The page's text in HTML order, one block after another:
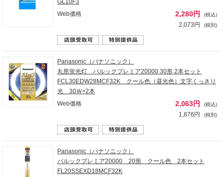
Web価格
2,280円 (税込)
2,073円 (税別)
Panasonic（パナソニック）
丸形蛍光灯 パルックプレミア20000 30形 2本セット
FCL30EDW28MCF32K クール色（昼光色）文字くっきり
光 30Ｗ×2本
Web価格
2,063円 (税込)
1,876円 (税別)
Panasonic（パナソニック）
パルックプレミア20000 20形 クール色 2本セット
FL20SSEXD18MCF32K